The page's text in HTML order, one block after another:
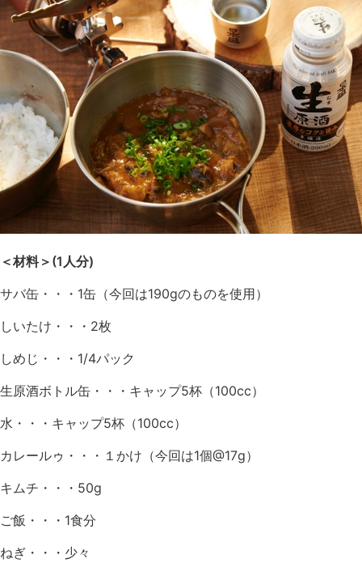
＜材料＞(1人分)
サバ缶・・・1缶（今回は190gのものを使用）
しいたけ・・・2枚
しめじ・・・1/4パック
生原酒ボトル缶・・・キャップ5杯（100cc）
水・・・キャップ5杯（100cc）
カレールゥ・・・１かけ（今回は1個@17g）
キムチ・・・50g
ご飯・・・1食分
ねぎ・・・少々